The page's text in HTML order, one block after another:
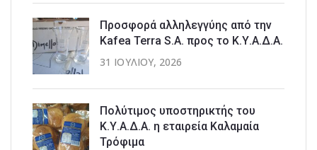
Προσφορά αλληλεγγύης από την
Kafea Terra S.A. προς το Κ.Υ.Α.Δ.Α.
31 ΙΟΥΛΊΟΥ, 2026
Πολύτιμος υποστηρικτής του
Κ.Υ.Α.Δ.Α. η εταιρεία Καλαμαία
Τρόφιμα